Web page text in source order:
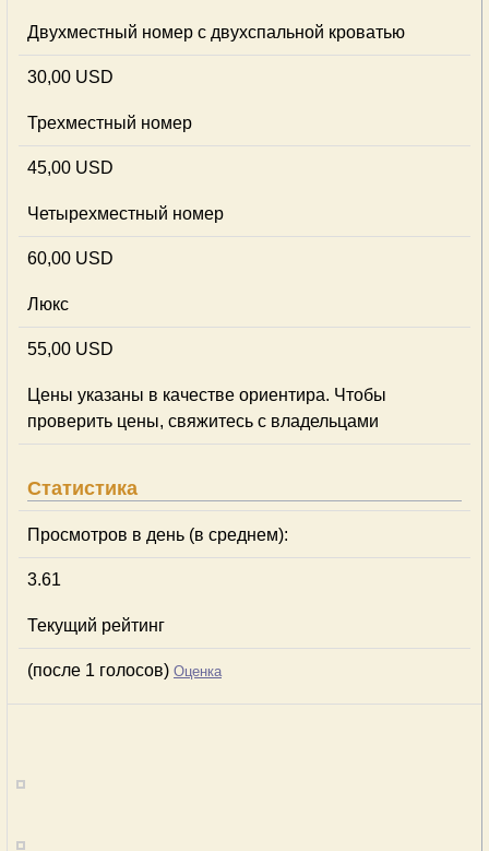
Двухместный номер с двухспальной кроватью
30,00 USD
Трехместный номер
45,00 USD
Четырехместный номер
60,00 USD
Люкс
55,00 USD
Цены указаны в качестве ориентира. Чтобы
проверить цены, свяжитесь с владельцами
Статистика
Просмотров в день (в среднем):
3.61
Текущий рейтинг
(после 1 голосов) Оценка